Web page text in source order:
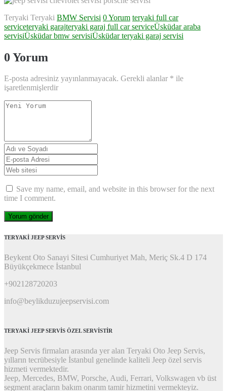
Teryaki Teryaki BMW Servisi 0 Yorum teryaki full car
serviceteryaki garajteryaki garaj full car serviceÜsküdar araba
servisiÜsküdar bmw servisiÜsküdar teryaki garaj servisi
0 Yorum
E-posta adresiniz yayınlanmayacak. Gerekli alanlar * ile
işaretlenmişlerdir
Yorumunuz*
Adı
ve
Soyadı*
E-
posta
Adresi*
Web
sitesi
Save my name, email, and website in this browser for the next
time I comment.
TERYAKİ JEEP SERVİS
Beykent Oto Sanayi Sitesi Cumhuriyet Mah, Meriç Sk.4 D 174
Büyükçekmece İstanbul
+902128720203
info@beylikduzujeepservisi.com
TERYAKİ JEEP SERVİS ÖZEL SERVİSTİR
Jeep Servis firmaları arasında yer alan Teryaki Oto Jeep Servis,
yılların tecrübesiyle İstanbul genelinde kaliteli Jeep özel servis
hizmeti vermektedir.
Jeep, Mercedes, BMW, Porsche, Audi, Ferrari, Volkswagen vb üst
segment araçların bakım onarım tamir hizmetini vermekteyiz.